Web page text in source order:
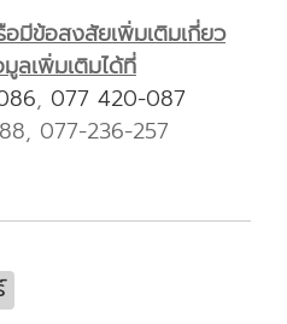
มีข้อสงสัยเพิ่มเติมเกี่ยว
ลเพิ่มเติมได้ที่
, 077 420-087
077-236-257